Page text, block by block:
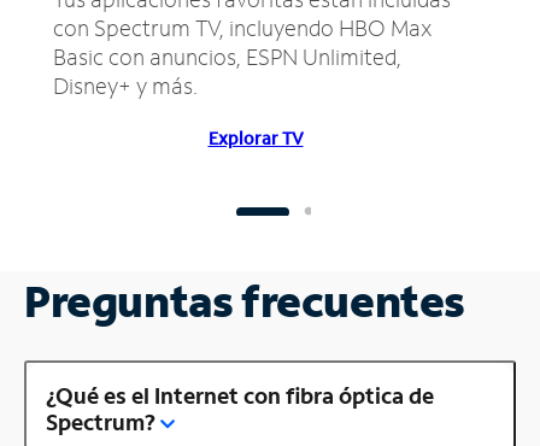
con Spectrum TV, incluyendo HBO Max
Basic con anuncios, ESPN Unlimited,
Disney+ y más.
Explorar TV
Preguntas frecuentes
¿Qué es el Internet con fibra óptica de
Spectrum?